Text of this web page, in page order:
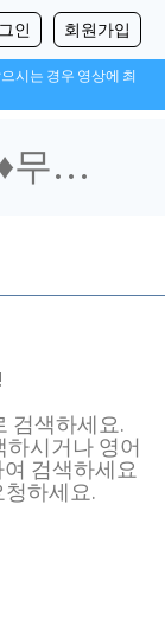
인 회원가입
시는 경우 영상에 최
검색하세요.
하시거나 영어
검색하세요
하세요.